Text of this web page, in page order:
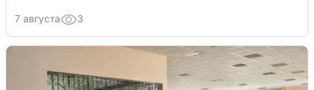
7 августа 3